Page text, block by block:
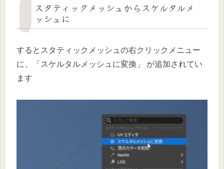
スタティックメッシュからスケルタルメ
ッシュに
するとスタティックメッシュの右クリックメニュー
に、「スケルタルメッシュに変換」 が追加されてい
ます